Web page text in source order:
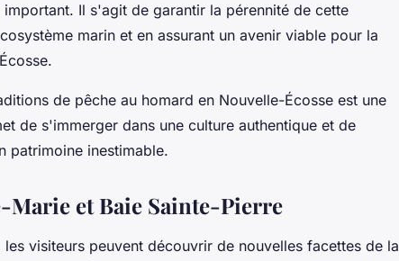
important. Il s'agit de garantir la pérennité de cette
marin et en assurant un avenir viable pour la
de pêche au homard en Nouvelle-Écosse est une
de s'immerger dans une culture authentique et de
patrimoine inestimable.
Marie et Baie Sainte-Pierre
visiteurs peuvent découvrir de nouvelles facettes de la